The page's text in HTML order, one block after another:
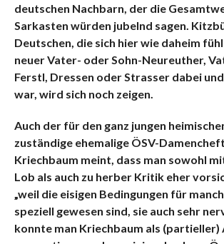
deutschen Nachbarn, der die
Sarkasten würden jubelnd sagen.
Deutschen, die sich hier wie daheim
neuer Vater- oder Sohn-Neureuther,
Ferstl, Dressen oder Strasser dabei
war, wird sich noch zeigen.
Auch der für den ganz jungen
zuständige ehemalige ÖSV-
Kriechbaum meint, dass man sowohl
Lob als auch zu herber Kritik eher
„weil die eisigen Bedingungen für
speziell gewesen sind, sie auch sehr
konnte man Kriechbaum als (partieller)